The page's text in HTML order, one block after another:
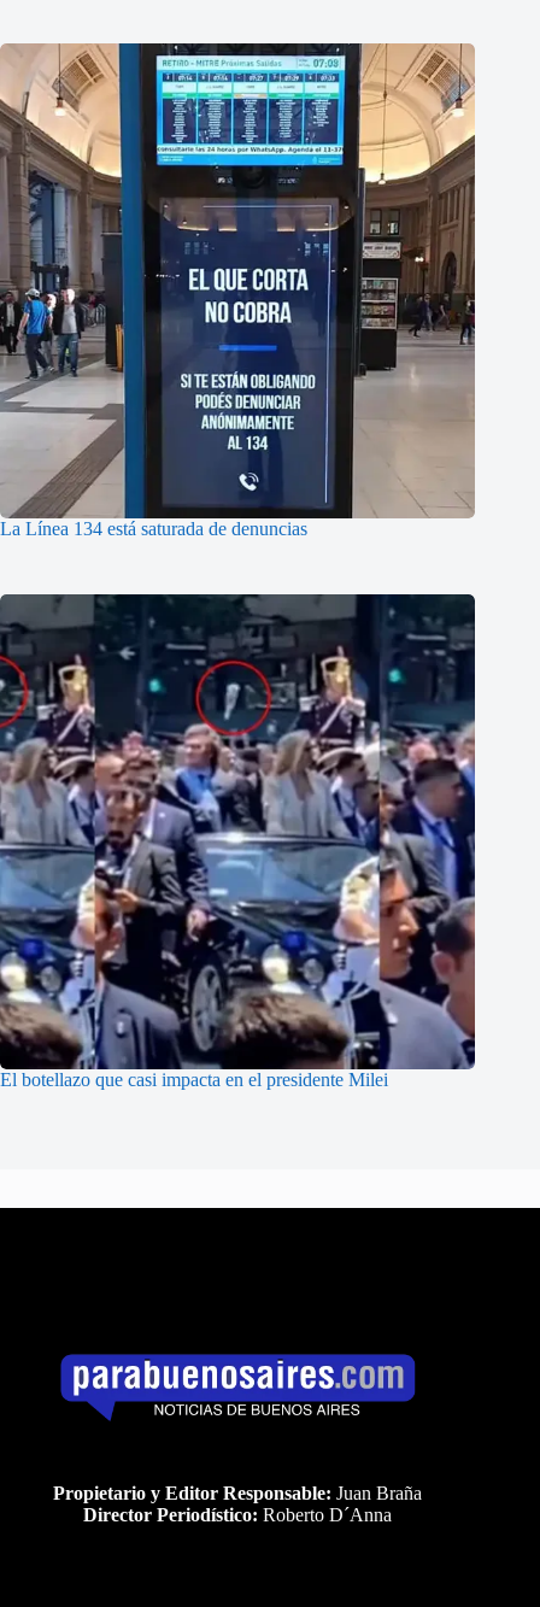
La Línea 134 está saturada de denuncias
El botellazo que casi impacta en el presidente Milei
Propietario y Editor Responsable: Juan Braña
Director Periodístico: Roberto D´Anna